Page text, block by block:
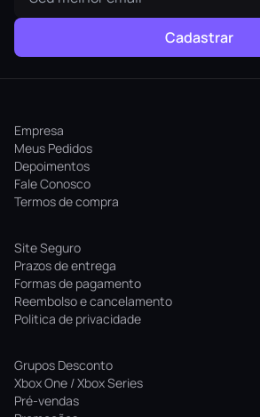
Cadastrar
Empresa
Meus Pedidos
Depoimentos
Fale Conosco
Termos de compra
Site Seguro
Prazos de entrega
Formas de pagamento
Reembolso e cancelamento
Politica de privacidade
Grupos Desconto
Xbox One / Xbox Series
Pré-vendas